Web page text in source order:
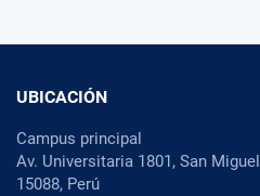
UBICACIÓN
Campus principal
Av. Universitaria 1801, San Miguel
15088, Perú